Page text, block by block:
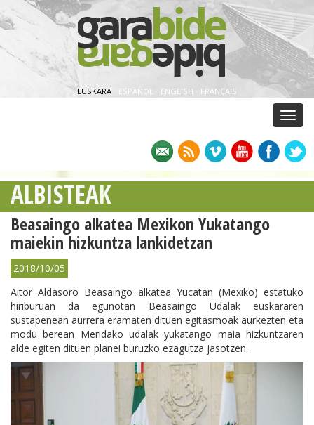
EUSKARA ESPAÑOL · ENGLISH · FRANÇAIS
ALBISTEAK
Beasaingo alkatea Mexikon Yukatango
maiekin hizkuntza lankidetzan
2018/10/05
Aitor Aldasoro Beasaingo alkatea Yucatan (Mexiko) estatuko
hiriburuan da egunotan Beasaingo Udalak euskararen
sustapenean aurrera eramaten dituen egitasmoak aurkezten eta
modu berean Meridako udalak yukatango maia hizkuntzaren
alde egiten dituen planei buruzko ezagutza jasotzen.